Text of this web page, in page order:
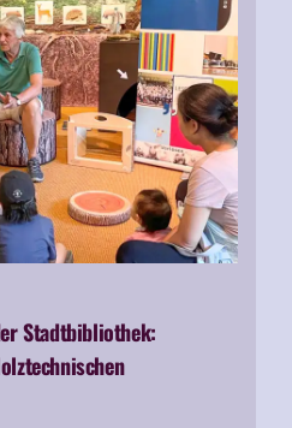
Stadtbibliothek: